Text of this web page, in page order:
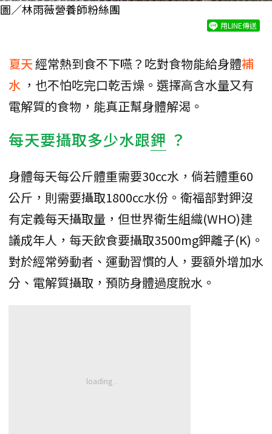
圖／林雨薇營養師粉絲團
用LINE傳送
夏天經常熱到食不下嚥？吃對食物能給身體補
水 ，也不怕吃完口乾舌燥。選擇高含水量又有
電解質的食物，能真正幫身體解渴。
每天要攝取多少水跟鉀 ？
身體每天每公斤體重需要30cc水，倘若體重60
公斤，則需要攝取1800cc水份。衛福部對鉀沒
有定義每天攝取量，但世界衛生組織(WHO)建
議成年人，每天飲食要攝取3500mg鉀離子(K)。
對於經常勞動者、運動習慣的人，要額外增加水
分、電解質攝取，預防身體過度脫水。